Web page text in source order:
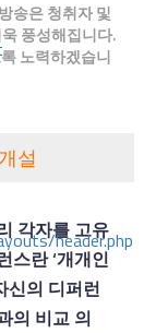
header.php
송은 청취자 및
풍성해집니다.
노력하겠습니
설
각자를 고유
스란 ‘개개인
신의 디퍼런
의 비교 의